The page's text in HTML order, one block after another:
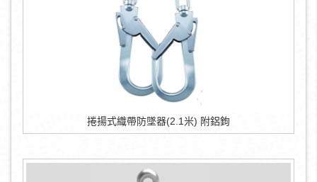
捲揚式織帶防墜器(2.1米) 附鋁鉤